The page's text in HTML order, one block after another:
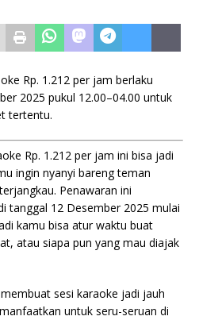
Rp. 1.212 per jam berlaku
2025 pukul 12.00–04.00 untuk
tertentu.
Rp. 1.212 per jam ini bisa jadi
ingin nyanyi bareng teman
Penawaran ini
tanggal 12 Desember 2025 mulai
kamu bisa atur waktu buat
atau siapa pun yang mau diajak
sesi karaoke jadi jauh
untuk seru-seruan di